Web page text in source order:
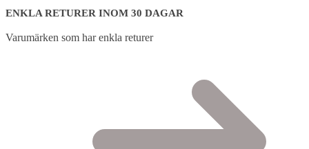
ENKLA RETURER INOM 30 DAGAR
Varumärken som har enkla returer